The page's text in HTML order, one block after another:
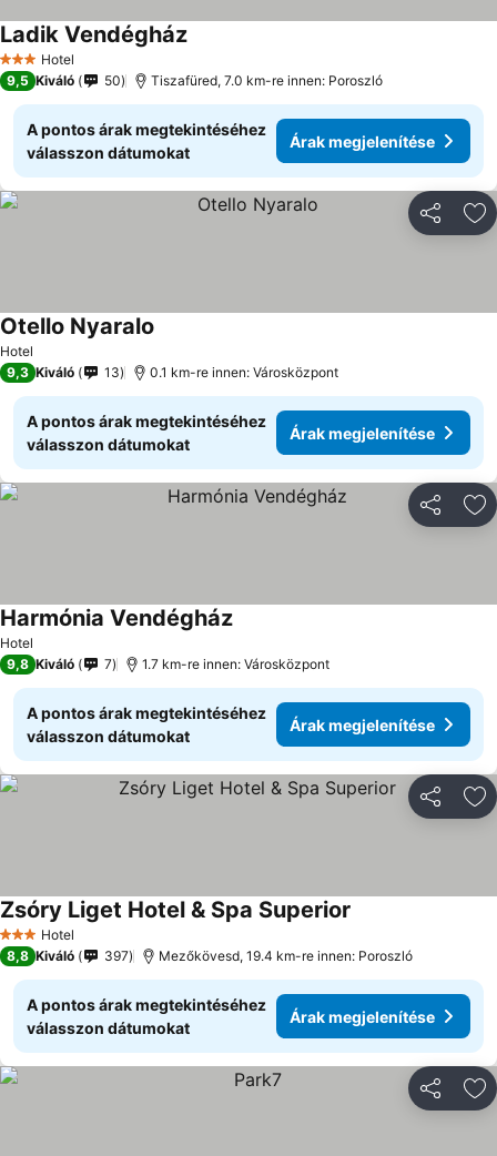
3 Kategória
Hotel
Ladik Vendégház
9,5 Kiváló 50 Tiszafüred, 7.0 km-re innen: Poroszló
A pontos árak megtekintéséhez
válasszon dátumokat
Árak megjelenítése
Hotel
Otello Nyaralo
9,3 Kiváló 13 0.1 km-re innen: Városközpont
A pontos árak megtekintéséhez
válasszon dátumokat
Árak megjelenítése
Hotel
Harmónia Vendégház
9,8 Kiváló 7 1.7 km-re innen: Városközpont
A pontos árak megtekintéséhez
válasszon dátumokat
Árak megjelenítése
3 Kategória
Hotel
Zsóry Liget Hotel & Spa Superior
8,8 Kiváló 397 Mezőkövesd, 19.4 km-re innen: Poroszló
A pontos árak megtekintéséhez
válasszon dátumokat
Árak megjelenítése